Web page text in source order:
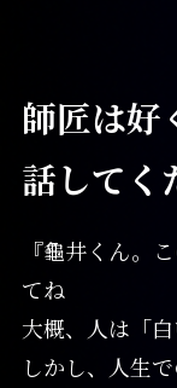
師匠は好
話してく
『龜井くん。
てね
大概、人は「
しかし、人生